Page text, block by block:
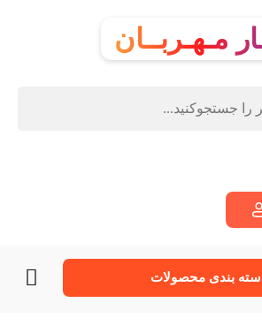
مـهـربــان
بندی محصولات